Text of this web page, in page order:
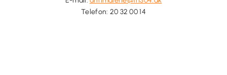
Telefon: 20 32 00 14